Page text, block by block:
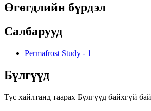
Өгөгдлийн бүрдэл
Салбарууд
Permafrost Study - 1
Бүлгүүд
Тус хайлтанд таарах Бүлгүүд байхгүй